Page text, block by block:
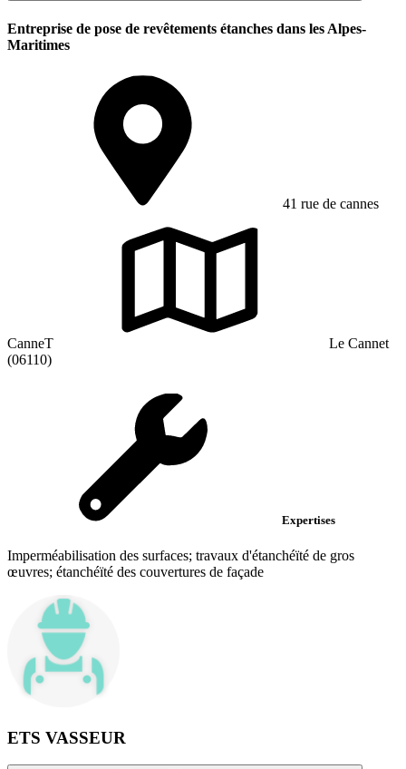
Entreprise de pose de revêtements étanches dans les Alpes-
Maritimes
41 rue de cannes
CanneT
Le Cannet
(06110)
Expertises
Imperméabilisation des surfaces; travaux d'étanchéïté de gros
œuvres; étanchéïté des couvertures de façade
ETS VASSEUR